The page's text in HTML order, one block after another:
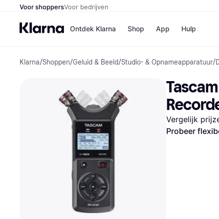
Voor shoppersVoor bedrijven
Ontdek Klarna Shop
Winkels
Bol
H&M
App Hulp
Klarna/Shoppen/Geluid & Beeld/Studio- & Opnameapparatuur/
Vergelijk
Probeer